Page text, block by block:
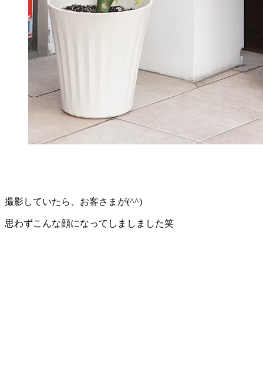
撮影していたら、お客さまが(^^)
思わずこんな顔になってしましました笑